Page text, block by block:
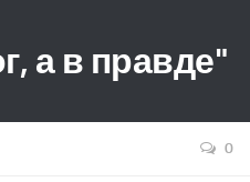
а в правде"
0